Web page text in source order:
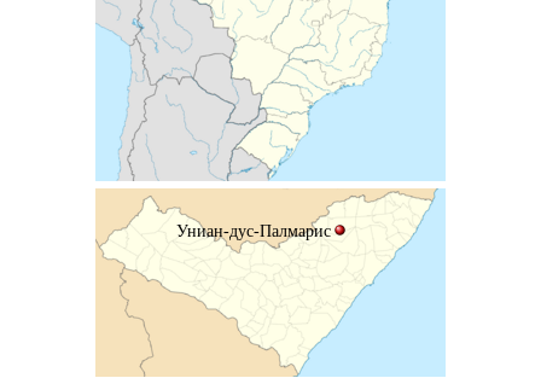
Униан-дус-Палмарис